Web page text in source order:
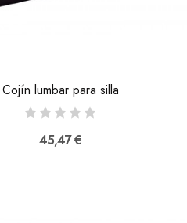
Cojín lumbar para silla
45,47 €